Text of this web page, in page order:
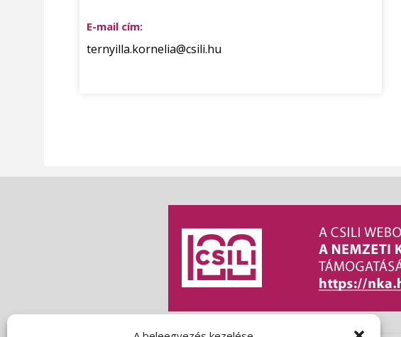
E-mail cím:
ternyilla.kornelia@csili.hu